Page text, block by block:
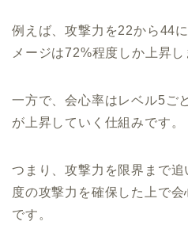
例えば、攻撃力を22から44
メージは72%程度しか上昇し
一方で、会心率はレベル5ご
が上昇していく仕組みです。
つまり、攻撃力を限界まで
度の攻撃力を確保した上で
です。